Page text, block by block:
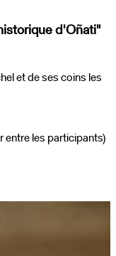
d'Oñati"
et de ses coins les
entre les participants)